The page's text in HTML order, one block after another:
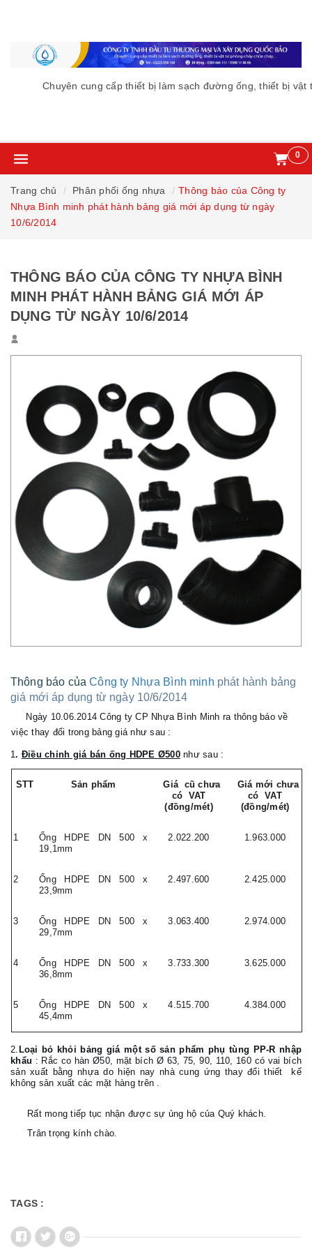
Chuyên cung cấp thiết bị làm sạch đường ống, thiết bị vật tư
0
Trang chủ Phân phối ống nhựa
Thông báo của Công ty
Nhựa Bình minh phát hành bảng giá mới áp dụng từ ngày
10/6/2014
THÔNG BÁO CỦA CÔNG TY NHỰA BÌNH
MINH PHÁT HÀNH BẢNG GIÁ MỚI ÁP
DỤNG TỪ NGÀY 10/6/2014
Thông báo củaCông ty Nhựa Bình minh phát hành bảng
giá mới áp dụng từ ngày 10/6/2014
Ngày 10.06.2014 Công ty CP Nhựa Bình Minh ra thông báo về
việc thay đổi trong bảng giá như sau :
1. Điều chỉnh giá bán ống HDPE Ø500như sau :
STT Sản phẩm
Giá cũ chưa
có VAT
(đồng/mét)
Giá mới chưa
có VAT
(đồng/mét)
1
Ống HDPE DN 500 x
19,1mm
2.022.200 1.963.000
2
Ống HDPE DN 500 x
23,9mm
2.497.600 2.425.000
3
Ống HDPE DN 500 x
29,7mm
3.063.400 2.974.000
4
Ống HDPE DN 500 x
36,8mm
3.733.300 3.625.000
5
Ống HDPE DN 500 x
45,4mm
4.515.700 4.384.000
2. Loại bỏ khỏi bảng giá một số sản phẩm phụ tùng PP-R nhập
khẩu : Rắc co hàn Ø50, mặt bích Ø 63, 75, 90, 110, 160 có vai bích
sản xuất bằng nhựa do hiện nay nhà cung ứng thay đổi thiết kế
không sản xuất các mặt hàng trên .
Rất mong tiếp tục nhận được sự ủng hộ của Quý khách.
Trân trọng kính chào.
TAGS :